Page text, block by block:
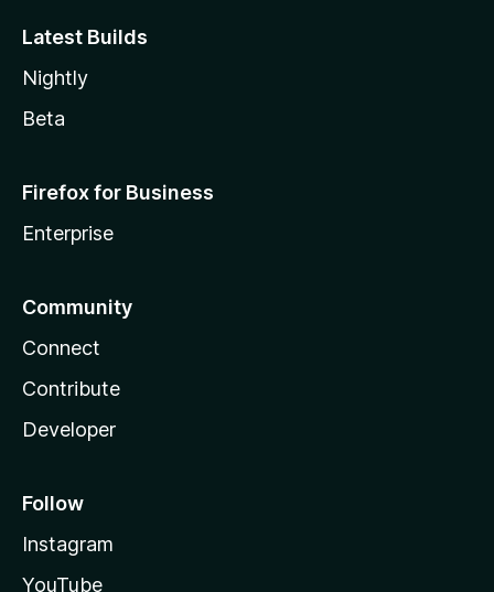
Latest Builds
Nightly
Beta
Firefox for Business
Enterprise
Community
Connect
Contribute
Developer
Follow
Instagram
YouTube